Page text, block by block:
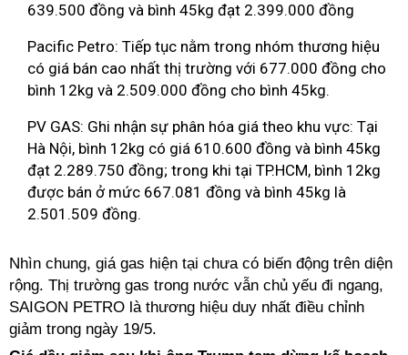
639.500 đồng và bình 45kg đạt 2.399.000 đồng
Pacific Petro: Tiếp tục nằm trong nhóm thương hiệu
có giá bán cao nhất thị trường với 677.000 đồng cho
bình 12kg và 2.509.000 đồng cho bình 45kg.
PV GAS: Ghi nhận sự phân hóa giá theo khu vực: Tại
Hà Nội, bình 12kg có giá 610.600 đồng và bình 45kg
đạt 2.289.750 đồng; trong khi tại TP.HCM, bình 12kg
được bán ở mức 667.081 đồng và bình 45kg là
2.501.509 đồng.
Nhìn chung, giá gas hiện tại chưa có biến động trên diện
rộng. Thị trường gas trong nước vẫn chủ yếu đi ngang,
SAIGON PETRO là thương hiệu duy nhất điều chỉnh
giảm trong ngày 19/5.